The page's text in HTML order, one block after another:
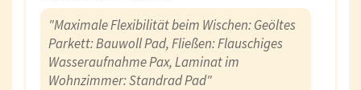
"Maximale Flexibilität beim Wischen: Geöltes
Parkett: Bauwoll Pad, Fließen: Flauschiges
Wasseraufnahme Pax, Laminat im
Wohnzimmer: Standrad Pad"